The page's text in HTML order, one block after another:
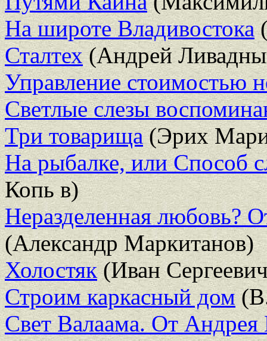
На широте Владивостока
Сталтех(Андрей
Управление стоимостью
Светлые слезы
Три товарища(Эрих
На рыбалке, или Способ
Копь в)
Неразделенная любовь?
(Александр Маркитанов)
Холостяк(Иван
Строим каркасный дом
Свет Валаама. От Андрея